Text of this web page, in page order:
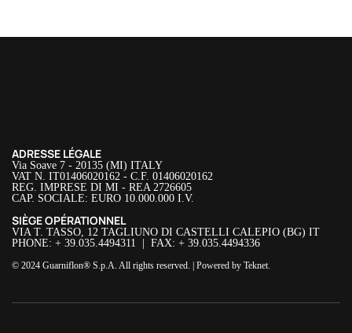
ADRESSE LÉGALE
Via Soave 7 - 20135 (MI) ITALY
VAT N. IT01406020162 - C.F. 01406020162
REG. IMPRESE DI MI - REA 2726605
CAP. SOCIALE: EURO 10.000.000 I.V.
SIÈGE OPÉRATIONNEL
VIA T. TASSO, 12 TAGLIUNO DI CASTELLI CALEPIO (BG) IT
PHONE: + 39.035.4494311 | FAX: + 39.035.4494336
© 2024 Guarniflon® S.p.A. All rights reserved. | Powered by Teknet.